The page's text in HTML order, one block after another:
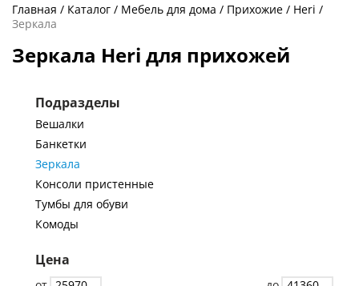
Главная Каталог Мебель для дома Прихожие
Heri
Зеркала
Зеркала Heri для прихожей
Подразделы
Вешалки
Банкетки
Зеркала
Консоли пристенные
Тумбы для обуви
Комоды
Цена